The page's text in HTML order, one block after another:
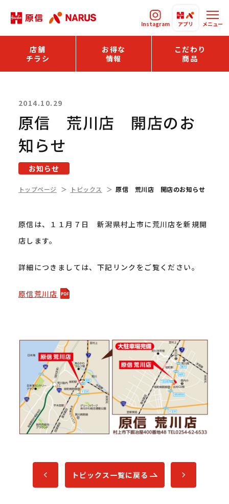
Instagram アプリ メニュー
店舗
チラシ
お得な
情報
こだわり
商品
2014.10.29
原信 荒川店 開店のお
知らせ
お知らせ
トップページ トピックス 原信 荒川店 開店のお知らせ
原信は、１１月７日 新潟県村上市に荒川店を新規開
店します。
詳細につきましては、下記リンクをご覧ください。
原信荒川店
トピックス一覧に戻る